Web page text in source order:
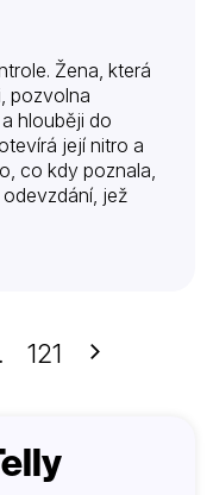
Žena, která
pozvolna
hlouběji do
její nitro a
co kdy poznala,
jež
121 Další